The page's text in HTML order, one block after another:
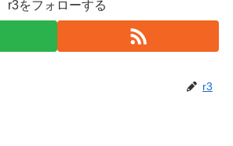
r3をフォローする
r3